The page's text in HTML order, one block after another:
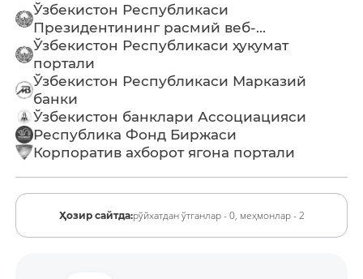
Ўзбекистон Республикаси
Президентининг расмий веб-...
Ўзбекистон Республикаси ҳукумат
портали
Ўзбекистон Республикаси Марказий
банки
Ўзбекистон банклари Ассоциацияси
Республика Фонд Биржаси
Корпоратив ахборот ягона портали
Ҳозир сайтда:рўйхатдан ўтганлар - 0, меҳмонлар - 2